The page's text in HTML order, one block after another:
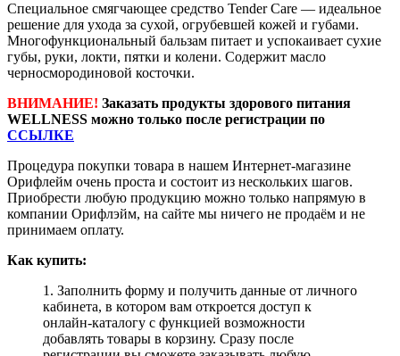
Специальное смягчающее средство Tender Care — идеальное
решение для ухода за сухой, огрубевшей кожей и губами.
Многофункциональный бальзам питает и успокаивает сухие
губы, руки, локти, пятки и колени. Содержит масло
черносмородиновой косточки.
ВНИМАНИЕ! Заказать продукты здорового питания
WELLNESS можно только после регистрации по
ССЫЛКЕ
Процедура покупки товара в нашем Интернет-магазине
Орифлейм очень проста и состоит из нескольких шагов.
Приобрести любую продукцию можно только напрямую в
компании Орифлэйм, на сайте мы ничего не продаём и не
принимаем оплату.
Как купить:
1. Заполнить форму и получить данные от личного
кабинета, в котором вам откроется доступ к
онлайн-каталогу с функцией возможности
добавлять товары в корзину. Сразу после